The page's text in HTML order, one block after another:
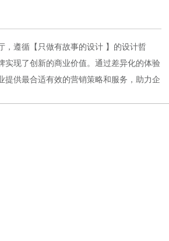
，遵循【只做有故事的设计 】的设计哲
实现了创新的商业价值。通过差异化的体验
提供最合适有效的营销策略和服务，助力企